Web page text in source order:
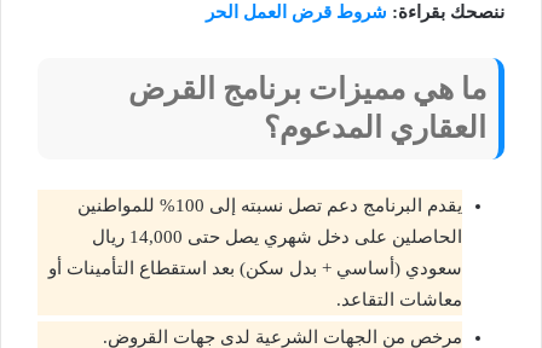
ننصحك بقراءة: شروط قرض العمل الحر
ما هي مميزات برنامج القرض
العقاري المدعوم؟
يقدم البرنامج دعم تصل نسبته إلى 100% للمواطنين
الحاصلين على دخل شهري يصل حتى 14,000 ريال
سعودي (أساسي + بدل سكن) بعد استقطاع التأمينات أو
معاشات التقاعد.
مرخص من الجهات الشرعية لدى جهات القروض.